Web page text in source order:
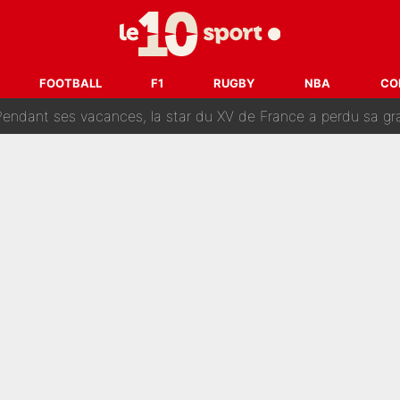
FOOTBALL F1 RUGBY NBA
par La Chaîne L’Équipe : Même Olivier Ménard n’avait pas pu empêcher son départ,
les inséparables Kylian Mbappé et Achraf Hakimi
ses vacances, la star du XV de France a perdu sa